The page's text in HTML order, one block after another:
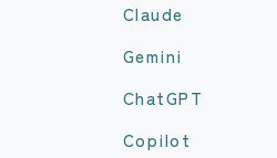
Claude
Gemini
ChatGPT
Copilot